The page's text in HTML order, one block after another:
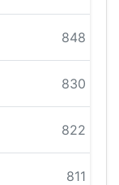
848 pts
830 pts
822 pts
811 pts